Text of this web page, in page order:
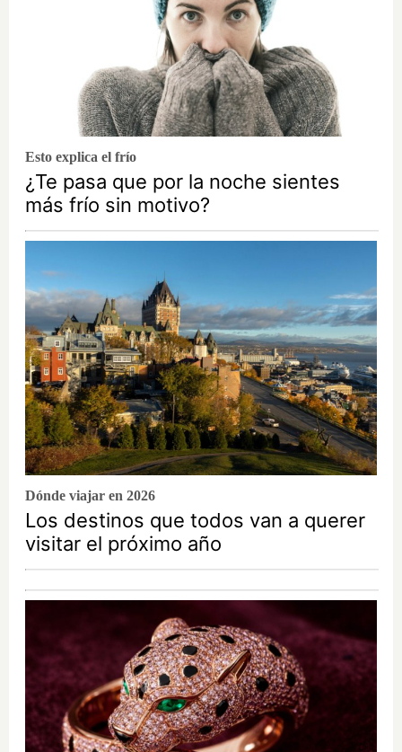
Esto explica el frío
¿Te pasa que por la noche sientes
más frío sin motivo?
Dónde viajar en 2026
Los destinos que todos van a querer
visitar el próximo año